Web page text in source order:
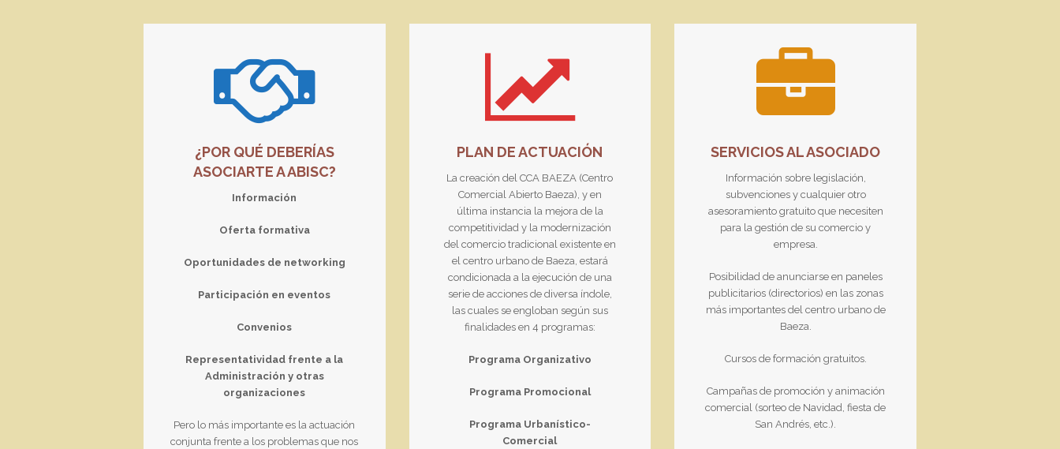
¿POR QUÉ DEBERÍAS
ASOCIARTE A ABISC?
Información
Oferta formativa
Oportunidades de networking
Participación en eventos
Convenios
Representatividad frente a la
Administración y otras
organizaciones
Pero lo más importante es la actuación
conjunta frente a los problemas que nos
PLAN DE ACTUACIÓN
La creación del CCA BAEZA (Centro
Comercial Abierto Baeza), y en
última instancia la mejora de la
competitividad y la modernización
del comercio tradicional existente en
el centro urbano de Baeza, estará
condicionada a la ejecución de una
serie de acciones de diversa índole,
las cuales se engloban según sus
finalidades en 4 programas:
Programa Organizativo
Programa Promocional
Programa Urbanístico-
Comercial
SERVICIOS AL ASOCIADO
Información sobre legislación,
subvenciones y cualquier otro
asesoramiento gratuito que necesiten
para la gestión de su comercio y
empresa.
Posibilidad de anunciarse en paneles
publicitarios (directorios) en las zonas
más importantes del centro urbano de
Baeza.
Cursos de formación gratuitos.
Campañas de promoción y animación
comercial (sorteo de Navidad, fiesta de
San Andrés, etc.).